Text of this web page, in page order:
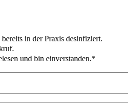
in der Praxis desinfiziert.
und bin einverstanden.*